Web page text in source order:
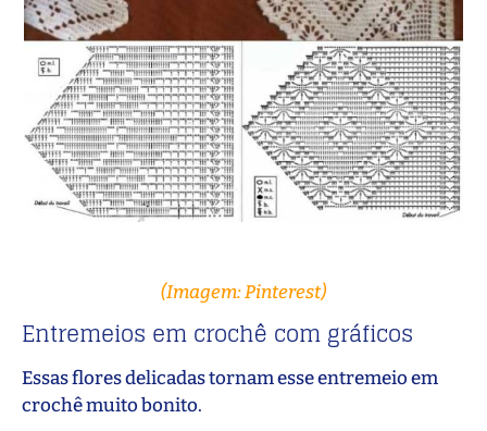
(Imagem: Pinterest)
Entremeios em crochê com gráficos
Essas flores delicadas tornam esse entremeio em
crochê muito bonito.